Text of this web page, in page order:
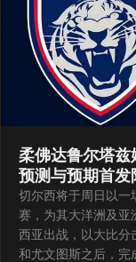
柔佛达鲁尔塔
预测与预期首发
切尔西将于周日以一
赛，为其大洋洲及亚
西亚出战，以大比分
和尤文图斯之后，完